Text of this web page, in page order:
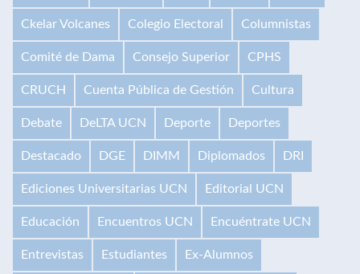
Ckelar Volcanes Colegio Electoral Columnistas
Comité de Dama Consejo Superior CPHS
CRUCH Cuenta Pública de Gestión Cultura
Debate DeLTA UCN Deporte Deportes
Destacado DGE DIMM Diplomados DRI
Ediciones Universitarias UCN Editorial UCN
Educación Encuentros UCN Encuéntrate UCN
Entrevistas Estudiantes Ex-Alumnos